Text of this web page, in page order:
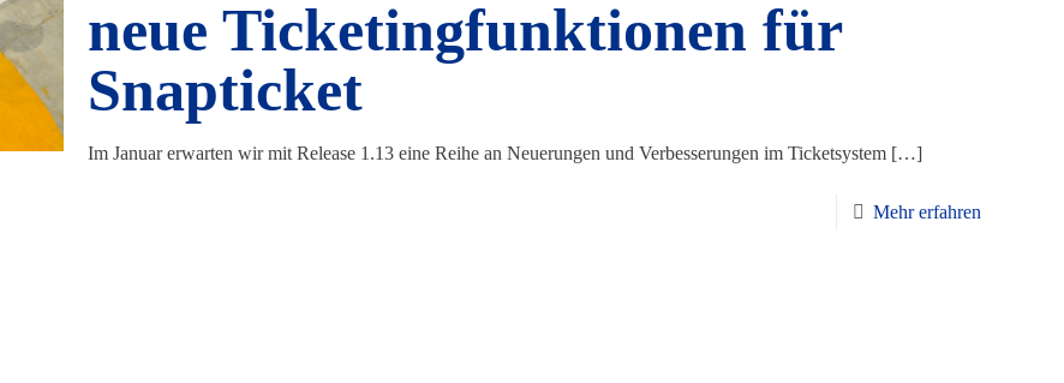
neue Ticketingfunktionen für
Snapticket
Im Januar erwarten wir mit Release 1.13 eine Reihe an Neuerungen und Verbesserungen im Ticketsystem […]
Mehr erfahren